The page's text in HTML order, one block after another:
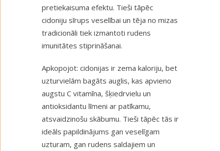
pretiekaisuma efektu. Tieši tāpēc
cidoniju sīrups veselībai un tēja no mizas
tradicionāli tiek izmantoti rudens
imunitātes stiprināšanai.
Apkopojot: cidonijas ir zema kaloriju, bet
uzturvielām bagāts auglis, kas apvieno
augstu C vitamīna, šķiedrvielu un
antioksidantu līmeni ar patīkamu,
atsvaidzinošu skābumu. Tieši tāpēc tās ir
ideāls papildinājums gan veselīgam
uzturam, gan rudens saldajiem un